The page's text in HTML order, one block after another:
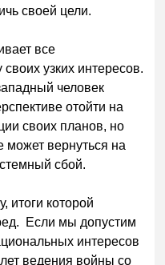
своей цели.
все
узких интересов.
человек
отойти на
своих планов, но
может вернуться на
сбой.
итоги которой
Если мы допустим
интересов
ведения войны со